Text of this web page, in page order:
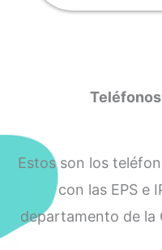
Teléfonos
Estos son los
con las EPS e
departamento de la